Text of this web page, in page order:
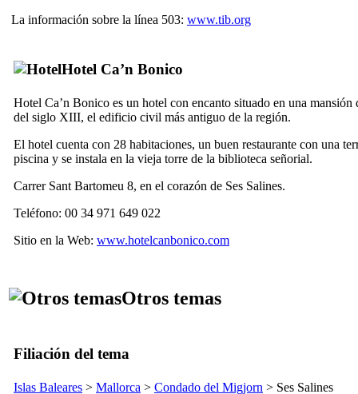
La información sobre la línea 503: www.tib.org
Hotel Ca’n Bonico
Hotel Ca’n Bonico es un hotel con encanto situado en una mansión
del siglo XIII, el edificio civil más antiguo de la región.
El hotel cuenta con 28 habitaciones, un buen restaurante con una
piscina y se instala en la vieja torre de la biblioteca señorial.
Carrer Sant Bartomeu 8, en el corazón de Ses Salines.
Teléfono: 00 34 971 649 022
Sitio en la Web: www.hotelcanbonico.com
Otros temas
Filiación del tema
Islas Baleares > Mallorca > Condado del Migjorn > Ses Salines